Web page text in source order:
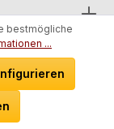
bestmögliche
...